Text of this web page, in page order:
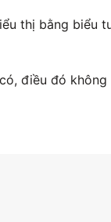
thị bằng biểu
điều đó không